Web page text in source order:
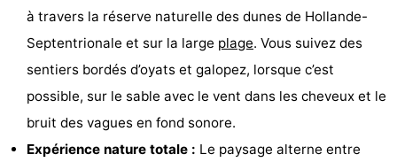
vue
Terrains
jeux
Villages
à travers la réserve naturelle des dunes de Hollande-
Septentrionale et sur la large plage. Vous suivez des
sentiers bordés d’oyats et galopez, lorsque c’est
possible, sur le sable avec le vent dans les cheveux et le
bruit des vagues en fond sonore.
Expérience nature totale : Le paysage alterne entre